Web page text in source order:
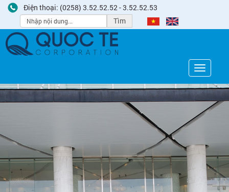
Điện thoại: (0258) 3.52.52.52 - 3.52.52.53
Tìm
Toggle